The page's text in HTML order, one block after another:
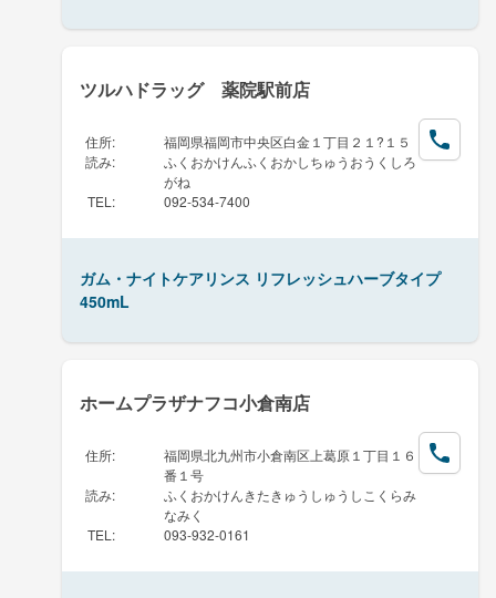
ツルハドラッグ 薬院駅前店
住所:
福岡県福岡市中央区白金１丁目２１?１５
読み:
ふくおかけんふくおかしちゅうおうくしろ
がね
TEL : 092-534-7400
ガム・ナイトケアリンス リフレッシュハーブタイプ
450mL
ホームプラザナフコ小倉南店
住所:
福岡県北九州市小倉南区上葛原１丁目１６
番１号
読み:
ふくおかけんきたきゅうしゅうしこくらみ
なみく
TEL : 093-932-0161